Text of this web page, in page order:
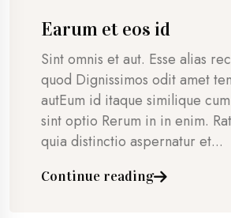
Earum et eos id
Sint omnis et aut. Esse alias
quod Dignissimos odit amet
autEum id itaque similique
sint optio Rerum in in enim.
quia distinctio aspernatur et...
Continue reading